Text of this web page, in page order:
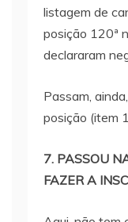
listagem de
posição 120ª
declararam
Passam,
posição (item
7. PASSOU
FAZER A